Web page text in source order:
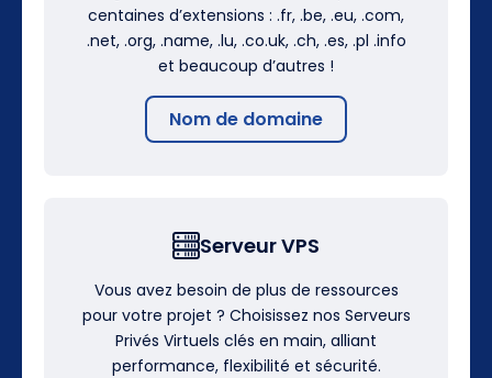
centaines d’extensions : .fr, .be, .eu, .com,
.net, .org, .name, .lu, .co.uk, .ch, .es, .pl .info
et beaucoup d’autres !
Nom de domaine
Serveur VPS
Vous avez besoin de plus de ressources
pour votre projet ? Choisissez nos Serveurs
Privés Virtuels clés en main, alliant
performance, flexibilité et sécurité.